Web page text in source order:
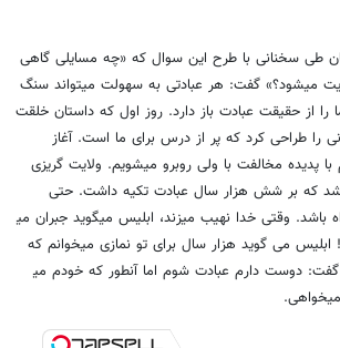
طی سخنانی با طرح این سوال که «چه مسایلی گاهی
می​شود؟» گفت: هر عبادتی به سهولت می​تواند سنگ
را از حقیقت عبادت باز دارد. روز اول که داستان خلقت
را طراحی کرد که پر از درس برای ما است. آغاز
پدیده مخالفت با ولی روبرو می​شویم. ولایت گریزی
که بر شش هزار سال عبادت تکیه داشت. حتی
باشد. وقتی خدا نهیب می​زند، ابلیس می​گوید جبران می​
می گوید هزار سال برای تو نمازی می​خوانم که
دوست دارم عبادت شوم اما آن​طور که خودم می​